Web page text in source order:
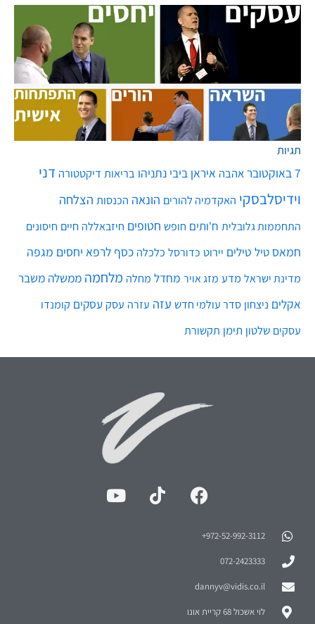
תגיות
7 באוקטובר אהבה איראן ביבי נתניהו בריאות דיקטטורה דני
וידיסלבסקי האקדמיה להורים הונאה הכנסות הצלחה
התחממות גלובלית ח'ותים חופש חטופים חיזבאללה חיים חיסונים
חמאס טיל טילים יירוט כדורסל כלכלה כסף לרפא יחסים מגפה
מדינת ישראל מדע מזג אויר מחדל מחלה מלחמה ממשלה משבר
אקלים ניצחון סדר עולמי חדש עזה עזרה עסק עסקים קומנדו
עסקים שלטון תימן תקשורת
972-52-992-3112⁩+
072-2423333
dannyv@vidis.co.il
לוי אשכול 68 קריית אונו
ט.ל.ח בכפוף לתקנון